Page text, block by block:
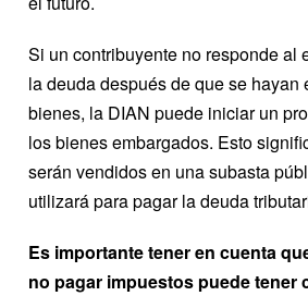
Si un contribuyente no responde al
la deuda después de que se hayan
bienes, la DIAN puede iniciar un
los bienes embargados. Esto
serán vendidos en una subasta
utilizará para pagar la deuda
Es importante tener en cuenta
no pagar impuestos puede tener